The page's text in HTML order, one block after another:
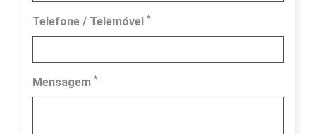
Telefone / Telemóvel *
Mensagem *